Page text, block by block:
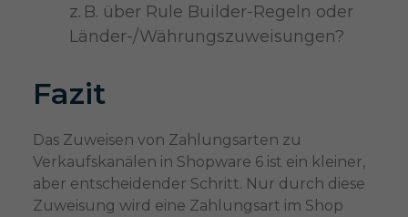
z. B. über Rule Builder-Regeln oder
Länder-/Währungszuweisungen?
Fazit
Das Zuweisen von Zahlungsarten zu
Verkaufskanälen in Shopware 6 ist ein kleiner,
aber entscheidender Schritt. Nur durch diese
Zuweisung wird eine Zahlungsart im Shop